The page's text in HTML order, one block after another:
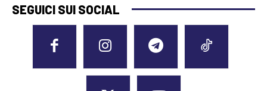
SEGUICI SUI SOCIAL